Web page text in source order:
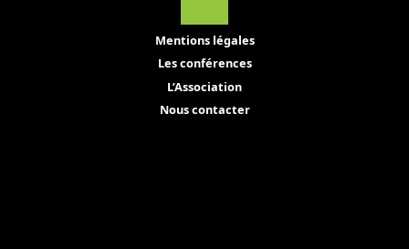
Mentions légales
Les conférences
L’Association
Nous contacter
Back
to
Top